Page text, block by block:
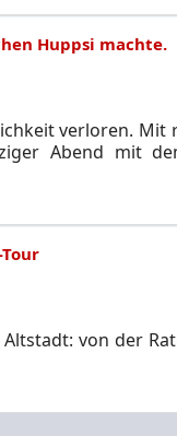
Huppsi machte.
verloren.
Abend mit
von der